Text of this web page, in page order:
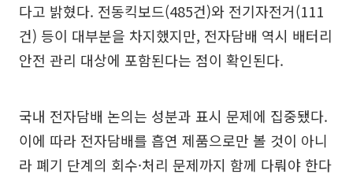
다고 밝혔다. 전동킥보드(485건)와 전기자전거(111
건) 등이 대부분을 차지했지만, 전자담배 역시 배터리
안전 관리 대상에 포함된다는 점이 확인된다.
국내 전자담배 논의는 성분과 표시 문제에 집중됐다.
이에 따라 전자담배를 흡연 제품으로만 볼 것이 아니
라 폐기 단계의 회수·처리 문제까지 함께 다뤄야 한다